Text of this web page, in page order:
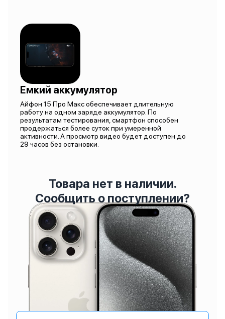
Емкий аккумулятор
Айфон 15 Про Макс обеспечивает длительную
работу на одном заряде аккумулятор. По
результатам тестирования, смартфон способен
продержаться более суток при умеренной
активности. А просмотр видео будет доступен до
29 часов без остановки.
Товара нет в наличии.
Сообщить о поступлении?